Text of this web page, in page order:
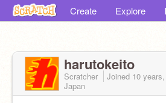
Create Explore
harutokeito
Scratcher Joined 10
Japan